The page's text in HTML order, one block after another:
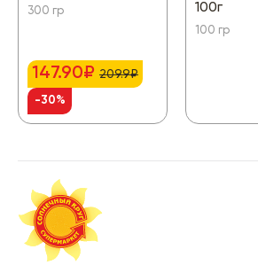
300 гр
147.90₽ 209.9₽
-30%
100г
100 гр